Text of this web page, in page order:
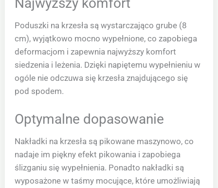
Poduszki na krzesła są wystarczająco grube (8
cm), wyjątkowo mocno wypełnione, co zapobiega
deformacjom i zapewnia najwyższy komfort
siedzenia i leżenia. Dzięki napiętemu wypełnieniu w
ogóle nie odczuwa się krzesła znajdującego się
pod spodem.
Optymalne dopasowanie
Nakładki na krzesła są pikowane maszynowo, co
nadaje im piękny efekt pikowania i zapobiega
ślizganiu się wypełnienia. Ponadto nakładki są
wyposażone w taśmy mocujące, które umożliwiają